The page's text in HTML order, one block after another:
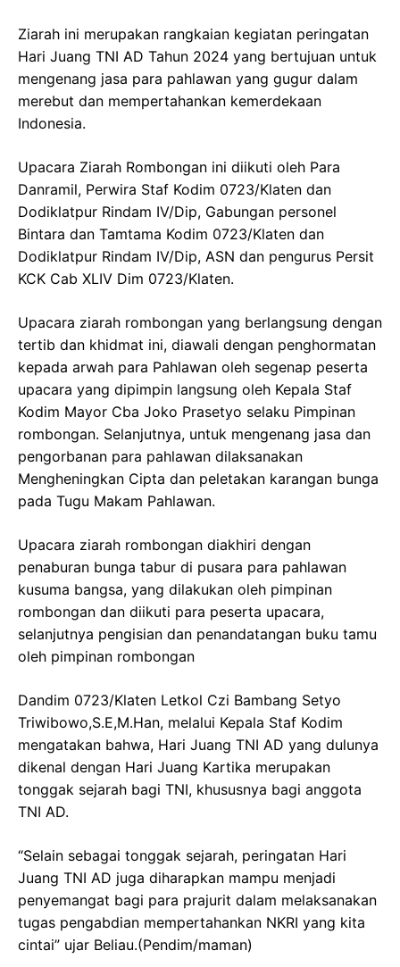
Ziarah ini merupakan rangkaian kegiatan peringatan
Hari Juang TNI AD Tahun 2024 yang bertujuan untuk
mengenang jasa para pahlawan yang gugur dalam
merebut dan mempertahankan kemerdekaan
Indonesia.
Upacara Ziarah Rombongan ini diikuti oleh Para
Danramil, Perwira Staf Kodim 0723/Klaten dan
Dodiklatpur Rindam IV/Dip, Gabungan personel
Bintara dan Tamtama Kodim 0723/Klaten dan
Dodiklatpur Rindam IV/Dip, ASN dan pengurus Persit
KCK Cab XLIV Dim 0723/Klaten.
Upacara ziarah rombongan yang berlangsung dengan
tertib dan khidmat ini, diawali dengan penghormatan
kepada arwah para Pahlawan oleh segenap peserta
upacara yang dipimpin langsung oleh Kepala Staf
Kodim Mayor Cba Joko Prasetyo selaku Pimpinan
rombongan. Selanjutnya, untuk mengenang jasa dan
pengorbanan para pahlawan dilaksanakan
Mengheningkan Cipta dan peletakan karangan bunga
pada Tugu Makam Pahlawan.
Upacara ziarah rombongan diakhiri dengan
penaburan bunga tabur di pusara para pahlawan
kusuma bangsa, yang dilakukan oleh pimpinan
rombongan dan diikuti para peserta upacara,
selanjutnya pengisian dan penandatangan buku tamu
oleh pimpinan rombongan
Dandim 0723/Klaten Letkol Czi Bambang Setyo
Triwibowo,S.E,M.Han, melalui Kepala Staf Kodim
mengatakan bahwa, Hari Juang TNI AD yang dulunya
dikenal dengan Hari Juang Kartika merupakan
tonggak sejarah bagi TNI, khususnya bagi anggota
TNI AD.
“Selain sebagai tonggak sejarah, peringatan Hari
Juang TNI AD juga diharapkan mampu menjadi
penyemangat bagi para prajurit dalam melaksanakan
tugas pengabdian mempertahankan NKRI yang kita
cintai” ujar Beliau.(Pendim/maman)